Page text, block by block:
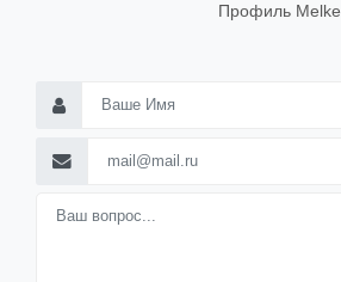
Профиль Melke